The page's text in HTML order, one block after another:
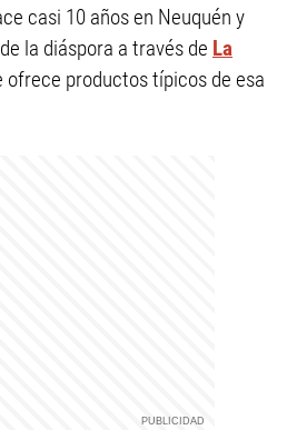
casi 10 años en Neuquén y
la diáspora a través de La
ofrece productos típicos de esa